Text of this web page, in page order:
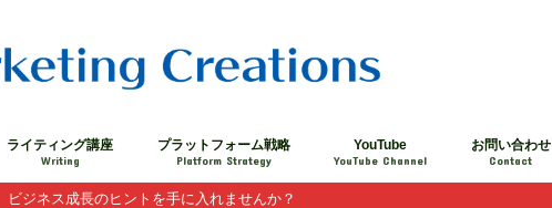
ライティング講座
Writing
プラットフォーム戦略
Platform Strategy
YouTube
YouTube Channel
お問い合わせ
Contact
ビジネス成長のヒントを手に入れませんか？